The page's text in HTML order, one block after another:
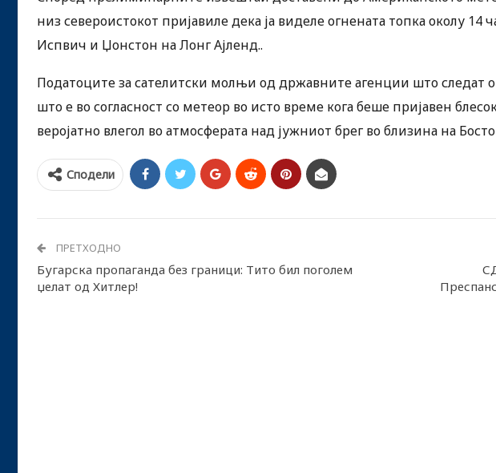
низ североистокот пријавиле дека ја виделе огнената топка околу 14
Испвич и Џонстон на Лонг Ајленд..
Податоците за сателитски молњи од државните агенции што следат
што е во согласност со метеор во исто време кога беше пријавен
веројатно влегол во атмосферата над јужниот брег во близина на
Сподели
ПРЕТХОДНО
Бугарска пропаганда без граници: Тито бил поголем
џелат од Хитлер!